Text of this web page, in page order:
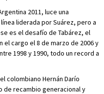
2011, luce una
liderada por Suárez, pero a
es el desafío de Tabárez, el
el cargo el 8 de marzo de 2006 y
1998 y 1990, todo un record a
colombiano Hernán Darío
de recambio generacional y